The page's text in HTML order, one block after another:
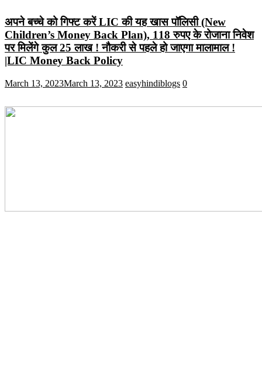
अपने बच्चे को गिफ्ट करें LIC की यह खास पॉलिसी (New
Children’s Money Back Plan), 118 रुपए के रोजाना निवेश
पर मिलेंगे कुल 25 लाख ! नौकरी से पहले हो जाएगा मालामाल !
|LIC Money Back Policy
March 13, 2023March 13, 2023 easyhindiblogs 0